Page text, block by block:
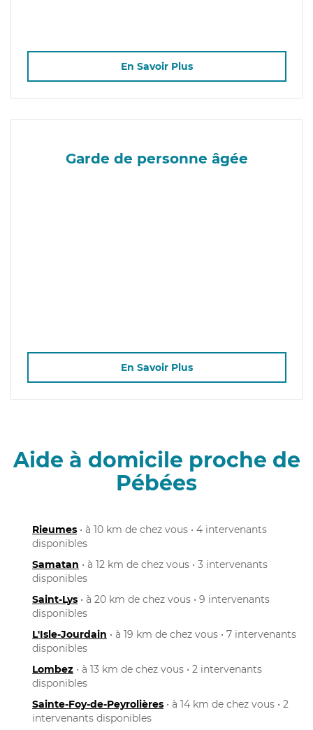
En Savoir Plus
Garde de personne âgée
En Savoir Plus
Aide à domicile proche de
Pébées
Rieumes • à 10 km de chez vous • 4 intervenants
disponibles
Samatan • à 12 km de chez vous • 3 intervenants
disponibles
Saint-Lys • à 20 km de chez vous • 9 intervenants
disponibles
L'Isle-Jourdain • à 19 km de chez vous • 7 intervenants
disponibles
Lombez • à 13 km de chez vous • 2 intervenants
disponibles
Sainte-Foy-de-Peyrolières • à 14 km de chez vous • 2
intervenants disponibles